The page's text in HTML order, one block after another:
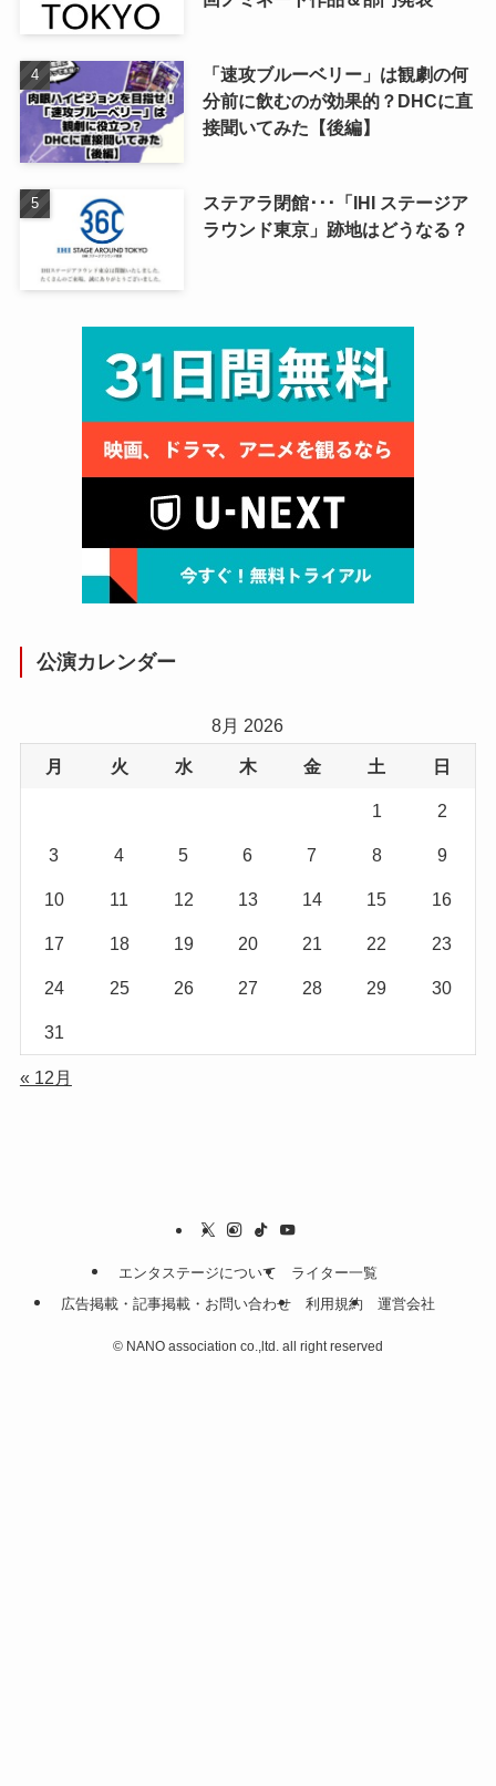
「速攻ブルーベリー」は観劇の何
分前に飲むのが効果的？DHCに直
接聞いてみた【後編】
ステアラ閉館･･･「IHI ステージア
ラウンド東京」跡地はどうなる？
公演カレンダー
8月 2026
月 火 水 木 金 土 日
1 2
3 4 5 6 7 8 9
10 11 12 13 14 15 16
17 18 19 20 21 22 23
24 25 26 27 28 29 30
31
« 12月
エンタステージについて
ライター一覧
広告掲載・記事掲載・お問い合わせ
利用規約 運営会社
© NANO association co.,ltd. all right reserved